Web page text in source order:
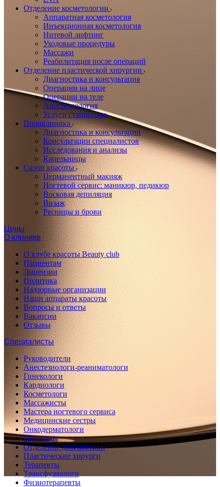
Отделение косметологии
Аппаратная косметология
Инъекционная косметология
Нитевой лифтинг
Уходовые процедуры
Массажи
Реабилитация после операций
Отделение пластической хирургии
Диагностика и консультация
Операции на лице
Операции на теле
Анестезиология
Услуги стационара
Поликлиника
Диагностика и консультации
Консультации специалистов
Исследования и анализы
Капельницы
Салон красоты
Перманентный макияж
Ногтевой сервис: маникюр, педикюр
Восковая депиляция
Визаж
Ресницы и брови
Цены
О клинике
О клубе красоты Beauty club
Пациентам
Лицензии
Политика
Надзорные организации
Наши аппараты красоты
Вопросы и ответы
Вакансии
Отзывы
Специалисты
Руководители
Анестезиологи-реаниматологи
Гинекологи
Кардиологи
Косметологи
Массажисты
Мастера ногтевого сервиса
Медицинские сестры
Онкодерматологи
Ортопеды
Отделение диагностики
Пластические хирурги
Терапевты
Трансфузиологи
Физиотерапевты